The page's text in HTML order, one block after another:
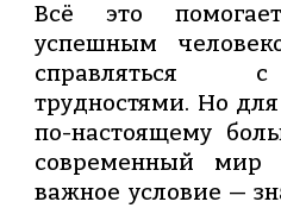
Всё это
успешным
справляться
трудностями. Но
по-настоящему
современный мир
важное условие —